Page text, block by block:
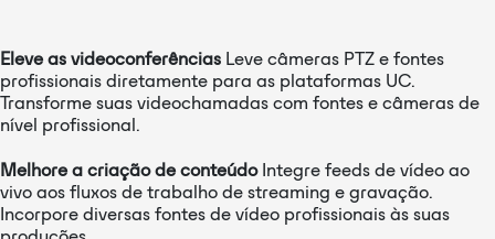
Eleve as videoconferências Leve câmeras PTZ e fontes
profissionais diretamente para as plataformas UC.
Transforme suas videochamadas com fontes e câmeras de
nível profissional.
Melhore a criação de conteúdoIntegre feeds de vídeo ao
vivo aos fluxos de trabalho de streaming e gravação.
Incorpore diversas fontes de vídeo profissionais às suas